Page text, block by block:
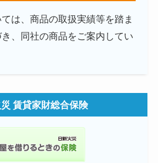
は、商品の取扱実績等を踏ま
、同社の商品をご案内してい
賃貸家財総合保険